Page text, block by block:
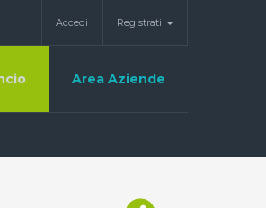
Accedi Registrati
Area Aziende